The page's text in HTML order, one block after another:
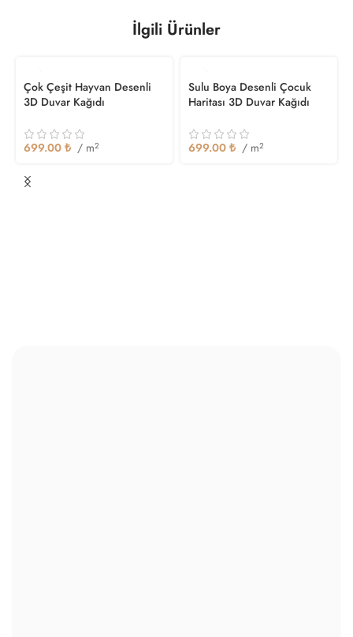
İlgili Ürünler
Çok Çeşit Hayvan Desenli
3D Duvar Kağıdı
699.00 ₺ / m2
Sulu Boya Desenli Çocuk
Haritası 3D Duvar Kağıdı
699.00 ₺ / m2